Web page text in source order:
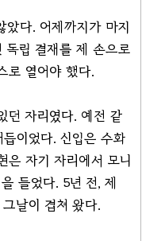
았다. 어제까지가 마지
독립 결재를 제 손으로
로 열어야 했다.
던 자리였다. 예전 같
이었다. 신입은 수화
은 자기 자리에서 모니
들었다. 5년 전, 제
날이 겹쳐 왔다.